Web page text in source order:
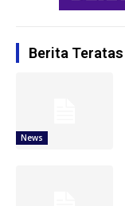
Berita Teratas
News